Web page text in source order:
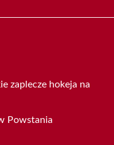
zaplecze hokeja na
Powstania